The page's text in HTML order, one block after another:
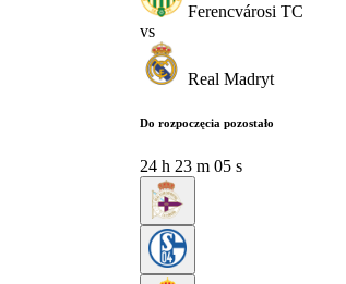
Ferencvárosi TC
vs
Real Madryt
Do rozpoczęcia pozostało
24 h 23 m 04 s